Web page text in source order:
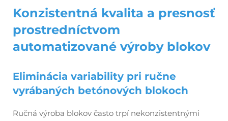
Konzistentná kvalita a presnosť
prostredníctvom
automatizované výroby blokov
Eliminácia variability pri ručne
vyrábaných betónových blokoch
Ručná výroba blokov často trpí nekonzistentnými